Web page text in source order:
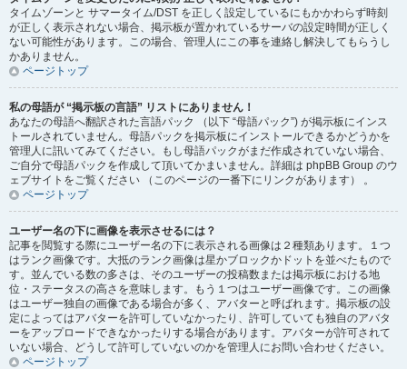
タイムゾーンと サマータイム/DST を正しく設定しているにもかかわらず時刻
が正しく表示されない場合、掲示板が置かれているサーバの設定時間が正しく
ない可能性があります。この場合、管理人にこの事を連絡し解決してもらうし
かありません。
ページトップ
私の母語が “掲示板の言語” リストにありません！
あなたの母語へ翻訳された言語パック （以下 “母語パック”) が掲示板にインス
トールされていません。母語パックを掲示板にインストールできるかどうかを
管理人に訊いてみてください。もし母語パックがまだ作成されていない場合、
ご自分で母語パックを作成して頂いてかまいません。詳細は phpBB Group のウ
ェブサイトをご覧ください （このページの一番下にリンクがあります） 。
ページトップ
ユーザー名の下に画像を表示させるには？
記事を閲覧する際にユーザー名の下に表示される画像は２種類あります。１つ
はランク画像です。大抵のランク画像は星かブロックかドットを並べたもので
す。並んでいる数の多さは、そのユーザーの投稿数または掲示板における地
位・ステータスの高さを意味します。もう１つはユーザー画像です。この画像
はユーザー独自の画像である場合が多く、アバターと呼ばれます。掲示板の設
定によってはアバターを許可していなかったり、許可していても独自のアバタ
ーをアップロードできなかったりする場合があります。アバターが許可されて
いない場合、どうして許可していないのかを管理人にお問い合わせください。
ページトップ